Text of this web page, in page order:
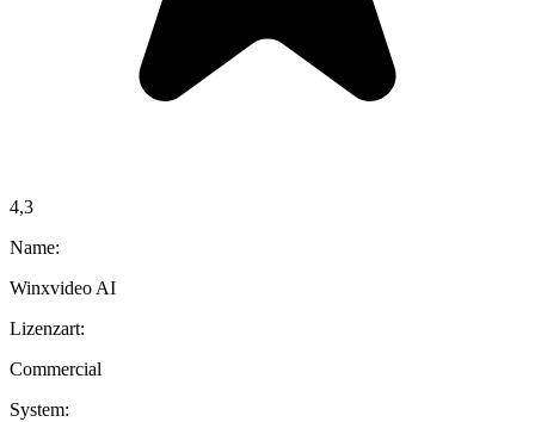
4,3
Name:
Winxvideo AI
Lizenzart:
Commercial
System: